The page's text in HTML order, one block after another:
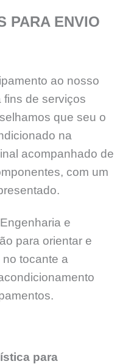
PARA ENVIO
ao nosso
fins de serviços
que seu o
na
acompanhado de
com um
e
para orientar e
tocante a
para